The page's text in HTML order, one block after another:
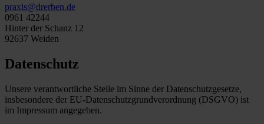
praxis@drerben.de
0961 42244
Hinter der Schanz 12
92637 Weiden
Datenschutz
Unsere verantwortliche Stelle im Sinne der Datenschutzgesetze,
insbesondere der EU-Datenschutzgrundverordnung (DSGVO) ist
im Impressum angegeben.